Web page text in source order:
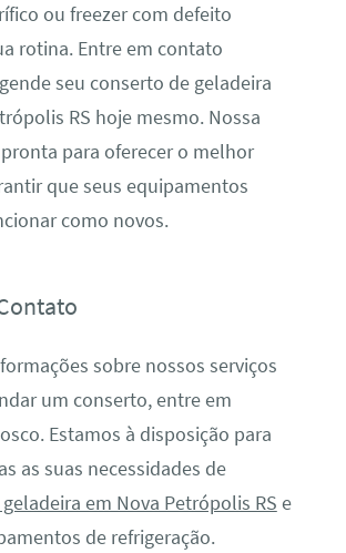
ou freezer com defeito
rotina. Entre em contato
seu conserto de geladeira
RS hoje mesmo. Nossa
para oferecer o melhor
que seus equipamentos
como novos.
sobre nossos serviços
um conserto, entre em
Estamos à disposição para
as suas necessidades de
em Nova Petrópolis RS e
de refrigeração.